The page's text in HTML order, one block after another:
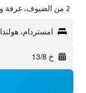
2 من الضيوف، غرفة واحدة
امستردام، هولندا
خ 13/8